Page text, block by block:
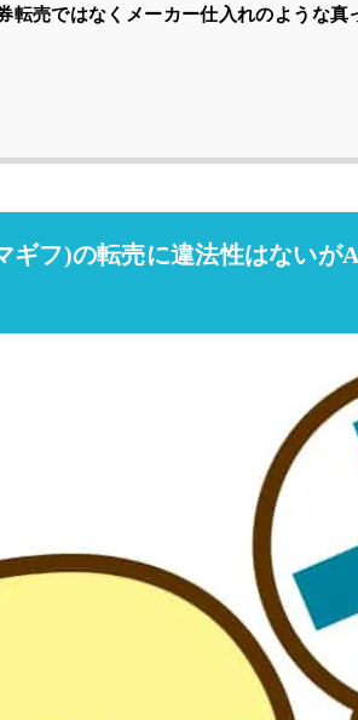
転売ではなくメーカー仕入れのような真
ギフ)の転売に違法性はないが